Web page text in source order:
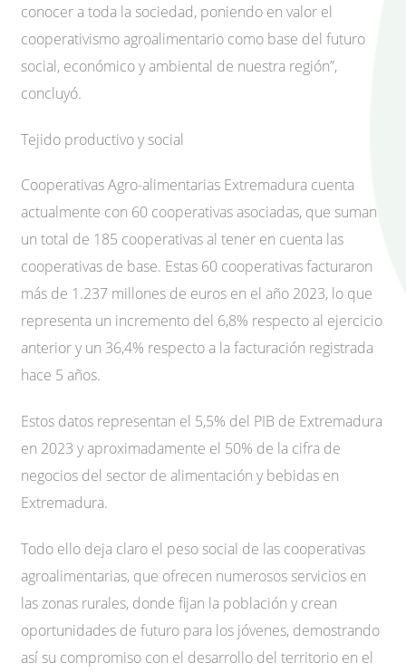
conocer a toda la sociedad, poniendo en valor el
cooperativismo agroalimentario como base del futuro
social, económico y ambiental de nuestra región”,
concluyó.
Tejido productivo y social
Cooperativas Agro-alimentarias Extremadura cuenta
actualmente con 60 cooperativas asociadas, que suman
un total de 185 cooperativas al tener en cuenta las
cooperativas de base. Estas 60 cooperativas facturaron
más de 1.237 millones de euros en el año 2023, lo que
representa un incremento del 6,8% respecto al ejercicio
anterior y un 36,4% respecto a la facturación registrada
hace 5 años.
Estos datos representan el 5,5% del PIB de Extremadura
en 2023 y aproximadamente el 50% de la cifra de
negocios del sector de alimentación y bebidas en
Extremadura.
Todo ello deja claro el peso social de las cooperativas
agroalimentarias, que ofrecen numerosos servicios en
las zonas rurales, donde fijan la población y crean
oportunidades de futuro para los jóvenes, demostrando
así su compromiso con el desarrollo del territorio en el